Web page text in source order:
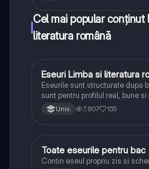
Cel mai popular conținut
literatura română
Limba și literatura română
Eseuri Limba si literatura
Eseurile sunt structurate dupa
sunt pentru profilul real, bune
lipsesc relatiile dintre
Univ. 7,807 155
Limba și literatura română
Toate eseurile pentru bac
Contin eseul propriu zis si